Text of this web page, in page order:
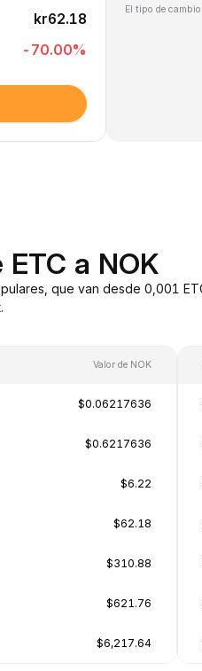
kr62.18
-70.00%
El tipo de
a NOK
que van desde 0,001
Valor de NOK
$0.06217636
$0.6217636
$6.22
$62.18
$310.88
$621.76
$6,217.64